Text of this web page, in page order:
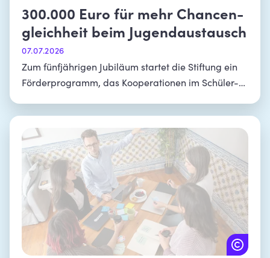
300.000 Euro für mehr Chancen-
gleichheit beim Jugendaustausch
07.07.2026
Zum fünfjährigen Jubiläum startet die Stiftung ein
Förderprogramm, das Kooperationen im Schüler-